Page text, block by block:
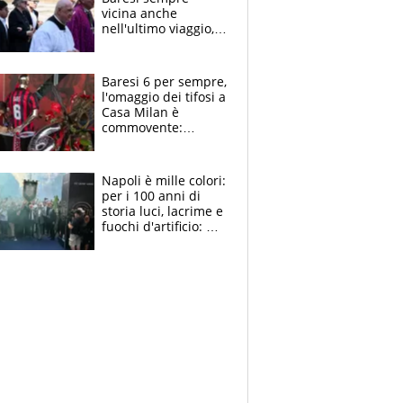
vicina anche
nell'ultimo viaggio,
circondati
dall'affetto dei tifosi
Baresi 6 per sempre,
l'omaggio dei tifosi a
Casa Milan è
commovente:
bigliettini
Napoli è mille colori:
per i 100 anni di
storia luci, lacrime e
fuochi d'artificio: De